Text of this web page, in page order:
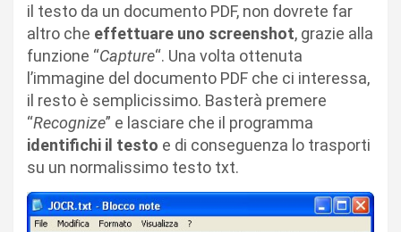
il testo da un documento PDF, non dovrete far
altro che effettuare uno screenshot, grazie alla
funzione “Capture“. Una volta ottenuta
l’immagine del documento PDF che ci interessa,
il resto è semplicissimo. Basterà premere
“Recognize” e lasciare che il programma
identifichi il testo e di conseguenza lo trasporti
su un normalissimo testo txt.